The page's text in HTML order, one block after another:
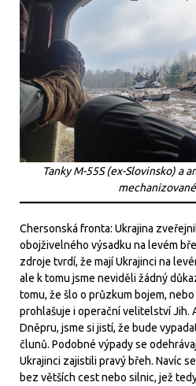
Tanky M-55S (ex-Slovinsko) a
Chersonská fronta: Ukrajina
obojživelného výsadku na levém
zdroje tvrdí, že mají Ukrajinci na
ale k tomu jsme neviděli žádný
tomu, že šlo o průzkum bojem,
prohlašuje i operační velitelství Jih.
Dněpru, jsme si jistí, že bude
člunů. Podobné výpady se
Ukrajinci zajistili pravý břeh. Navíc
bez větších cest nebo silnic, jež